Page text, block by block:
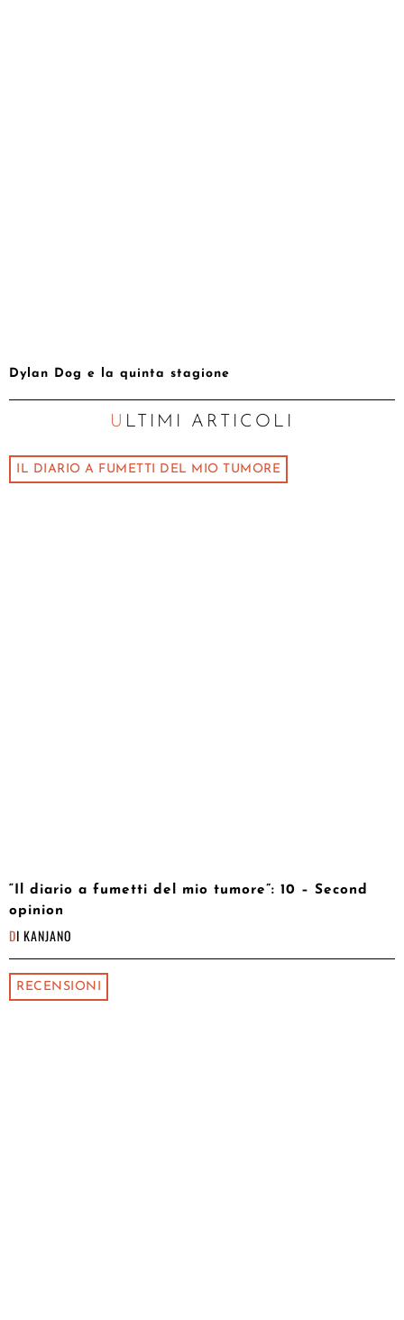
Dylan Dog e la quinta stagione
ULTIMI ARTICOLI
IL DIARIO A FUMETTI DEL MIO TUMORE
“Il diario a fumetti del mio tumore”: 10 – Second
opinion
DI KANJANO
RECENSIONI